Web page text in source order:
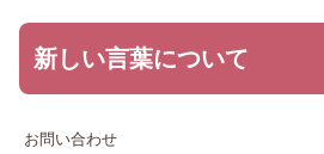
新しい言葉について
お問い合わせ